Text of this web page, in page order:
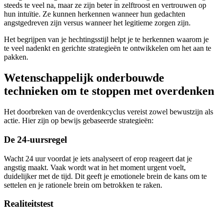
steeds te veel na, maar ze zijn beter in zelftroost en vertrouwen op
hun intuïtie. Ze kunnen herkennen wanneer hun gedachten
angstgedreven zijn versus wanneer het legitieme zorgen zijn.
Het begrijpen van je hechtingsstijl helpt je te herkennen waarom je
te veel nadenkt en gerichte strategieën te ontwikkelen om het aan te
pakken.
Wetenschappelijk onderbouwde
technieken om te stoppen met overdenken
Het doorbreken van de overdenkcyclus vereist zowel bewustzijn als
actie. Hier zijn op bewijs gebaseerde strategieën:
De 24-uursregel
Wacht 24 uur voordat je iets analyseert of erop reageert dat je
angstig maakt. Vaak wordt wat in het moment urgent voelt,
duidelijker met de tijd. Dit geeft je emotionele brein de kans om te
settelen en je rationele brein om betrokken te raken.
Realiteitstest